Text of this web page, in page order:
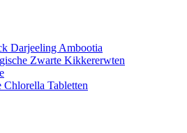
Darjeeling Ambootia
Zwarte Kikkererwten
Tabletten